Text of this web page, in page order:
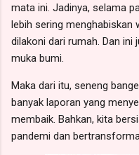
mata ini. Jadinya, selama
lebih sering menghabiskan
dilakoni dari rumah. Dan ini
muka bumi.
Maka dari itu, seneng
banyak laporan yang
membaik. Bahkan, kita
pandemi dan